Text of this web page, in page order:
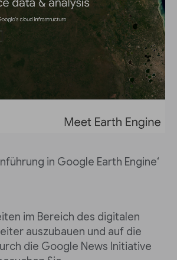
in Google Earth Engine‘
im Bereich des digitalen
auszubauen und auf die
die Google News Initiative